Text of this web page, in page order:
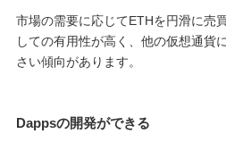
市場の需要に応じてETHを円滑に売
しての有用性が高く、他の仮想通貨
さい傾向があります。
Dappsの開発ができる